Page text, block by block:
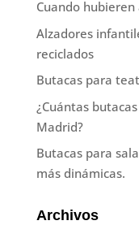
Cuando
Alzadores
reciclados
Butacas para
¿Cuántas
Madrid?
Butacas para
más dinámicas.
Archivos